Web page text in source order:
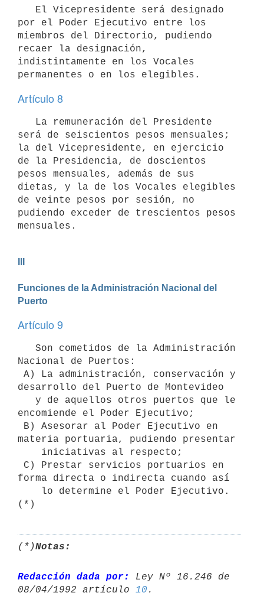
por el Poder Ejecutivo entre los
miembros del Directorio, pudiendo
recaer la designación,
indistintamente en los Vocales
permanentes o en los elegibles.
Artículo 8
será de seiscientos pesos mensuales;
la del Vicepresidente, en ejercicio
de la Presidencia, de doscientos
pesos mensuales, además de sus
dietas, y la de los Vocales elegibles
de veinte pesos por sesión, no
pudiendo exceder de trescientos pesos
mensuales.
Funciones de la Administración Nacional del
Puerto
Artículo 9
Nacional de Puertos:
desarrollo del Puerto de Montevideo
encomiende el Poder Ejecutivo;
materia portuaria, pudiendo presentar
forma directa o indirecta cuando así
(*)
(*)Notas:
Redacción dada por:
Ley Nº 16.246 de
08/04/1992 artículo 10